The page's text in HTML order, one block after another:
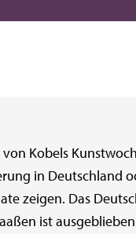
Kobels
in Deutschland
zeigen. Das
ist